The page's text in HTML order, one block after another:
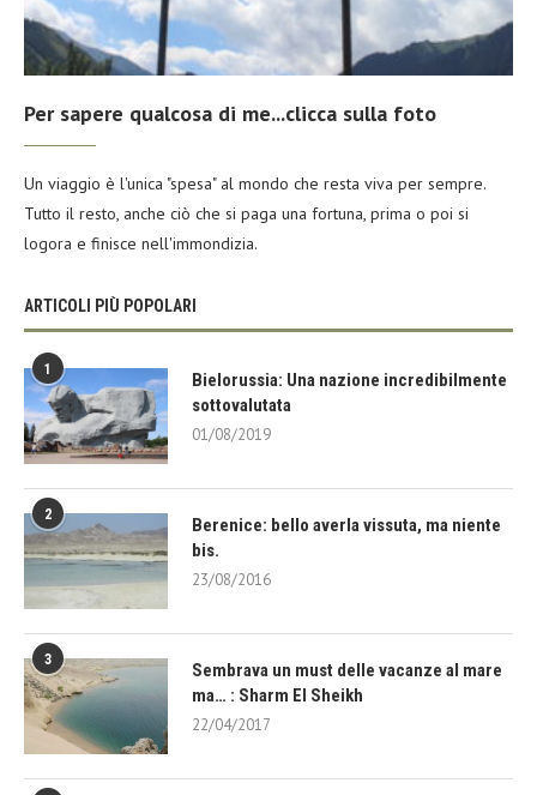
Per sapere qualcosa di me...clicca sulla foto
Un viaggio è l'unica "spesa" al mondo che resta viva per sempre.
Tutto il resto, anche ciò che si paga una fortuna, prima o poi si
logora e finisce nell'immondizia.
ARTICOLI PIÙ POPOLARI
1
Bielorussia: Una nazione incredibilmente
sottovalutata
01/08/2019
2
Berenice: bello averla vissuta, ma niente
bis.
23/08/2016
3
Sembrava un must delle vacanze al mare
ma… : Sharm El Sheikh
22/04/2017